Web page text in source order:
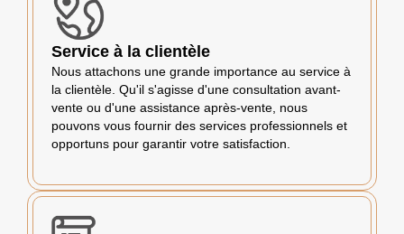
Service à la clientèle
Nous attachons une grande importance au service à
la clientèle. Qu'il s'agisse d'une consultation avant-
vente ou d'une assistance après-vente, nous
pouvons vous fournir des services professionnels et
opportuns pour garantir votre satisfaction.